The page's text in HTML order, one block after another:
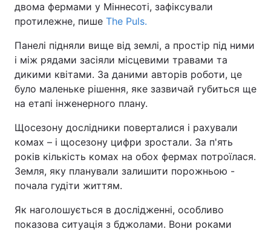
двома фермами у Міннесоті, зафіксували
протилежне, пише The Puls.
Панелі підняли вище від землі, а простір під ними
і між рядами засіяли місцевими травами та
дикими квітами. За даними авторів роботи, це
було маленьке рішення, яке зазвичай губиться ще
на етапі інженерного плану.
Щосезону дослідники поверталися і рахували
комах – і щосезону цифри зростали. За п'ять
років кількість комах на обох фермах потроїлася.
Земля, яку планували залишити порожньою -
почала гудіти життям.
Як наголошується в дослідженні, особливо
показова ситуація з бджолами. Вони роками